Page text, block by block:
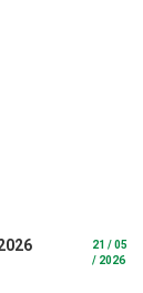
21 / 05
/ 2026